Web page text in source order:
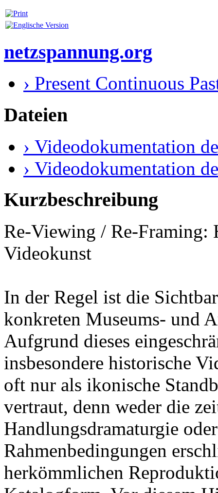
netzspannung.org
› Present Continuous
Dateien
› Videodokumentation
› Videodokumentation
Kurzbeschreibung
Re-Viewing / Re-
Videokunst
In der Regel ist die
konkreten Museums- und
Aufgrund dieses
insbesondere historische
oft nur als ikonische
vertraut, denn weder die
Handlungsdramaturgie
Rahmenbedingungen
herkömmlichen